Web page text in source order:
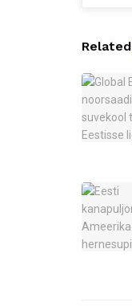
Related